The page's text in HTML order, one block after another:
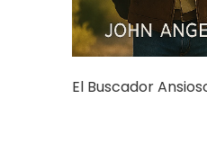
El Buscador